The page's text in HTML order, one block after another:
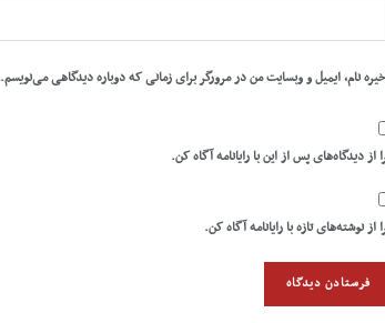
نام، ایمیل و وبسایت من در مرورگر برای زمانی که دوباره دیدگاهی می‌نویسم.
از دیدگاه‌های پس از این با رایانامه آگاه کن.
از نوشته‌های تازه با رایانامه آگاه کن.